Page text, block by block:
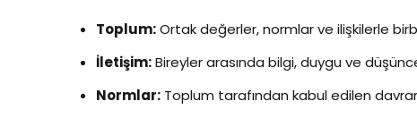
Toplum:Ortak değerler, normlar ve ilişkilerle
İletişim:Bireyler arasında bilgi, duygu ve
Normlar: Toplum tarafından kabul edilen